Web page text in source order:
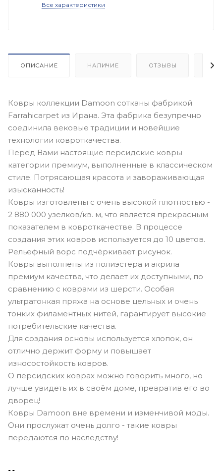
Все характеристики
ОПИСАНИЕ НАЛИЧИЕ ОТЗЫВЫ
Ковры коллекции Damoon сотканы фабрикой
Farrahicarpet из Ирана. Эта фабрика безупречно
соединила вековые традиции и новейшие
технологии ковроткачества.
Перед Вами настоящие персидские ковры
категории премиум, выполненные в классическом
стиле. Потрясающая красота и завораживающая
изысканность!
Ковры изготовлены с очень высокой плотностью -
2 880 000 узелков/кв. м, что является прекрасным
показателем в ковроткачестве. В процессе
создания этих ковров используется до 10 цветов.
Рельефный ворс подчёркивает рисунок.
Ковры выполнены из полиэстера и акрила
премиум качества, что делает их доступными, по
сравнению с коврами из шерсти. Особая
ультратонкая пряжа на основе цельных и очень
тонких филаментных нитей, гарантирует высокие
потребительские качества.
Для создания основы используется хлопок, он
отлично держит форму и повышает
износостойкость ковров.
О персидских коврах можно говорить много, но
лучше увидеть их в своём доме, превратив его во
дворец!
Ковры Damoon вне времени и изменчивой моды.
Они прослужат очень долго - такие ковры
передаются по наследству!